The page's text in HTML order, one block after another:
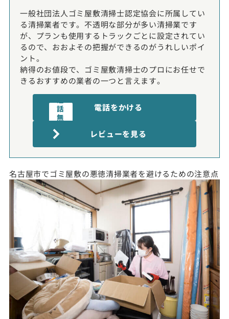
一般社団法人ゴミ屋敷清掃士認定協会に所属してい
る清掃業者です。不透明な部分が多い清掃業です
が、プランも使用するトラックごとに設定されてい
るので、おおよその把握ができるのがうれしいポイ
ント。
納得のお値段で、ゴミ屋敷清掃士のプロにお任せで
きるおすすめの業者の一つと言えます。
話
無
電話をかける
電話受付時間:9〜20時
レビューを見る
名古屋市でゴミ屋敷の悪徳清掃業者を避けるための注意点